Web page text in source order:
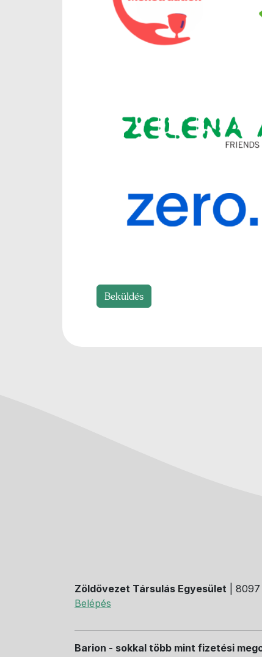
Zöldövezet Társulás Egyesület |
Belépés
Barion - sokkal több mint fizetési